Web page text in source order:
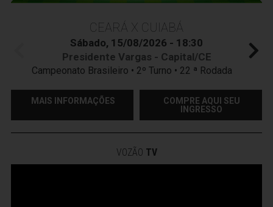
CEARÁ X CUIABÁ
Sábado, 15/08/2026 - 18:30
Presidente Vargas - Capital/CE
Campeonato Brasileiro • 2º Turno • 22 ª Rodada
MAIS INFORMAÇÕES
COMPRE AQUI SEU
INGRESSO
VOZÃO TV